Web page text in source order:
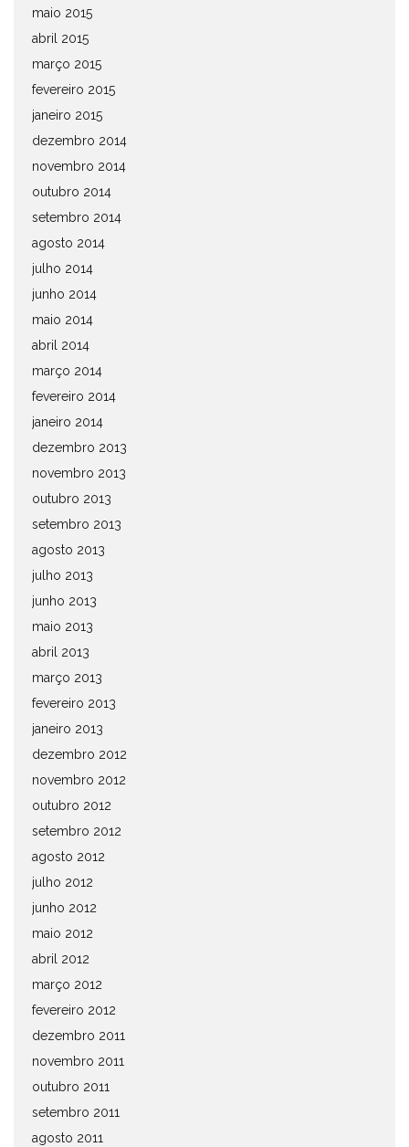
maio 2015
abril 2015
março 2015
fevereiro 2015
janeiro 2015
dezembro 2014
novembro 2014
outubro 2014
setembro 2014
agosto 2014
julho 2014
junho 2014
maio 2014
abril 2014
março 2014
fevereiro 2014
janeiro 2014
dezembro 2013
novembro 2013
outubro 2013
setembro 2013
agosto 2013
julho 2013
junho 2013
maio 2013
abril 2013
março 2013
fevereiro 2013
janeiro 2013
dezembro 2012
novembro 2012
outubro 2012
setembro 2012
agosto 2012
julho 2012
junho 2012
maio 2012
abril 2012
março 2012
fevereiro 2012
dezembro 2011
novembro 2011
outubro 2011
setembro 2011
agosto 2011